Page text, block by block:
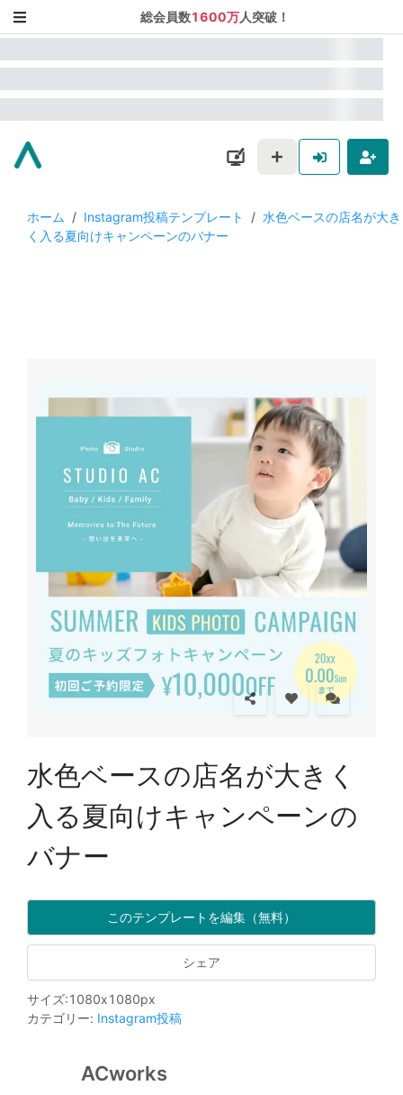
総会員数1600万人突破！
ホーム / Instagram投稿テンプレート / 水色ベースの店名が大き
く入る夏向けキャンペーンのバナー
水色ベースの店名が大きく
入る夏向けキャンペーンの
バナー
このテンプレートを編集（無料）
シェア
サイズ:1080x1080px
カテゴリー: Instagram投稿
ACworks